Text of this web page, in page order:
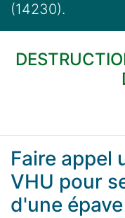
(14230).
Faire appel
VHU pour
d'une épave